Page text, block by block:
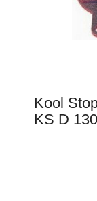
Kool
KS D 130